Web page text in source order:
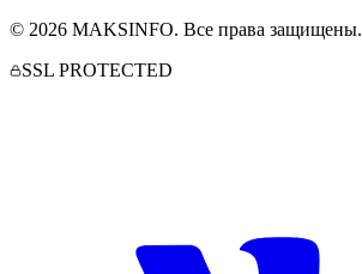
© 2026 MAKSINFO. Все права защищены.
SSL PROTECTED